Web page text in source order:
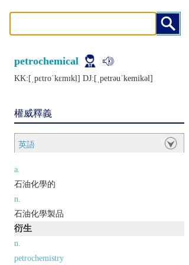
petrochemical
KK:[ˌpɛtroˈkɛmɪkḷ] DJ:[ˌpеtrǝuˈkеmikǝl]
權威釋義
英語
a.
石油化學的
n.
石油化學製品
衍生
n.
petrochemistry